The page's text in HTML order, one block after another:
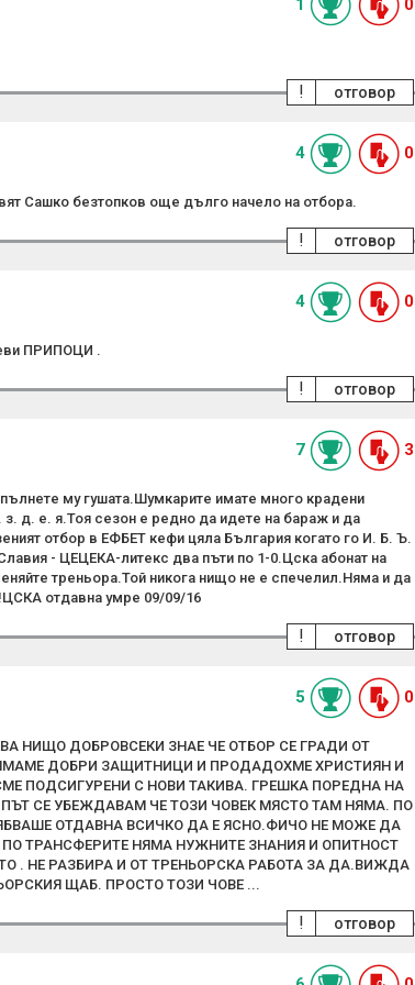
1 0
отговор
!
4 0
Сашко безтопков още дълго начело на отбора.
отговор
!
4 0
ПРИПОЦИ .
отговор
!
7 3
му гушата.Шумкарите имате много крадени
з. д. е. я.Тоя сезон е редно да идете на бараж и да
отбор в ЕФБЕТ кефи цяла България когато го И. Б. Ъ.
- ЦЕЦЕКА-литекс два пъти по 1-0.Цска абонат на
треньора.Той никога нищо не е спечелил.Няма и да
отдавна умре 09/09/16
отговор
!
5 0
НИЩО ДОБРОВСЕКИ ЗНАЕ ЧЕ ОТБОР СЕ ГРАДИ ОТ
ДОБРИ ЗАЩИТНИЦИ И ПРОДАДОХМЕ ХРИСТИЯН И
ПОДСИГУРЕНИ С НОВИ ТАКИВА. ГРЕШКА ПОРЕДНА НА
СЕ УБЕЖДАВАМ ЧЕ ТОЗИ ЧОВЕК МЯСТО ТАМ НЯМА. ПО
ОТДАВНА ВСИЧКО ДА Е ЯСНО.ФИЧО НЕ МОЖЕ ДА
ТРАНСФЕРИТЕ НЯМА НУЖНИТЕ ЗНАНИЯ И ОПИТНОСТ
. НЕ РАЗБИРА И ОТ ТРЕНЬОРСКА РАБОТА ЗА ДА.ВИЖДА
ЩАБ. ПРОСТО ТОЗИ ЧОВЕ ...
отговор
!